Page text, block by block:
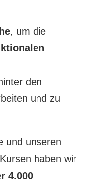
, um die
hinter den
und zu
und unseren
haben wir
4.000